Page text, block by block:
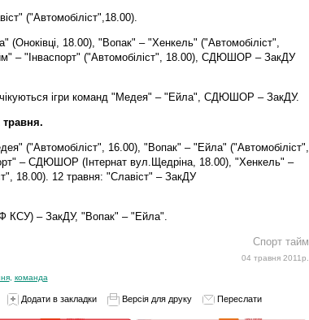
("Автомобіліст",18.00).
18.00), "Вопак" – "Хенкель" ("Автомобіліст",
– "Інваспорт" ("Автомобіліст", 18.00), СДЮШОР – ЗакДУ
ігри команд "Медея" – "Ейла", СДЮШОР – ЗакДУ.
травня.
("Автомобіліст", 16.00), "Вопак" – "Ейла" ("Автомобіліст",
– СДЮШОР (Інтернат вул.Щедріна, 18.00), "Хенкель" –
18.00). 12 травня: "Славіст" – ЗакДУ
КСУ) – ЗакДУ, "Вопак" – "Ейла".
Спорт тайм
04 травня 2011р.
, команда
Додати в закладки Версія для друку Переслати